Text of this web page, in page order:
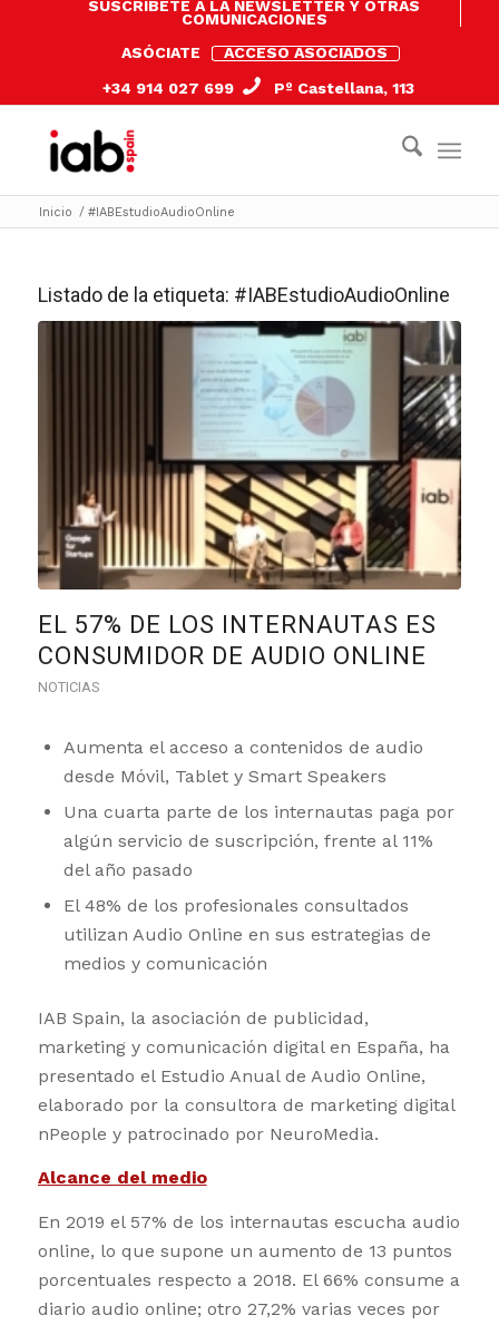
SUSCRÍBETE A LA NEWSLETTER Y OTRAS
COMUNICACIONES
ASÓCIATE
ACCESO ASOCIADOS
+34 914 027 699
Pº Castellana, 113
Inicio / #IABEstudioAudioOnline
Listado de la etiqueta: #IABEstudioAudioOnline
EL 57% DE LOS INTERNAUTAS ES
CONSUMIDOR DE AUDIO ONLINE
NOTICIAS
Aumenta el acceso a contenidos de audio
desde Móvil, Tablet y Smart Speakers
Una cuarta parte de los internautas paga por
algún servicio de suscripción, frente al 11%
del año pasado
El 48% de los profesionales consultados
utilizan Audio Online en sus estrategias de
medios y comunicación
IAB Spain, la asociación de publicidad,
marketing y comunicación digital en España, ha
presentado el Estudio Anual de Audio Online,
elaborado por la consultora de marketing digital
nPeople y patrocinado por NeuroMedia.
Alcance del medio
En 2019 el 57% de los internautas escucha audio
online, lo que supone un aumento de 13 puntos
porcentuales respecto a 2018. El 66% consume a
diario audio online; otro 27,2% varias veces por